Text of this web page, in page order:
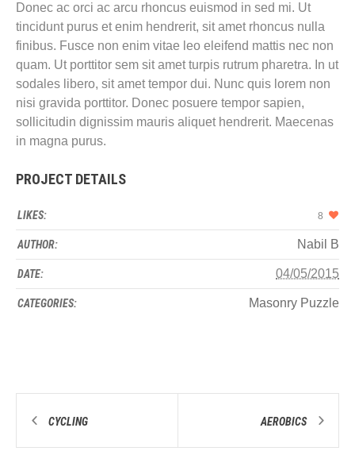
Donec ac orci ac arcu rhoncus euismod in sed mi. Ut
tincidunt purus et enim hendrerit, sit amet rhoncus nulla
finibus. Fusce non enim vitae leo eleifend mattis nec non
quam. Ut porttitor sem sit amet turpis rutrum pharetra. In ut
sodales libero, sit amet tempor dui. Nunc quis lorem non
nisi gravida porttitor. Donec posuere tempor sapien,
sollicitudin dignissim mauris aliquet hendrerit. Maecenas
in magna purus.
PROJECT DETAILS
LIKES: 8
AUTHOR: Nabil B
DATE: 04/05/2015
CATEGORIES: Masonry Puzzle
CYCLING AEROBICS